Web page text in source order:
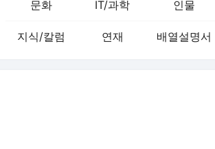
문화 IT/과학 인물
지식/칼럼 연재 배열설명서